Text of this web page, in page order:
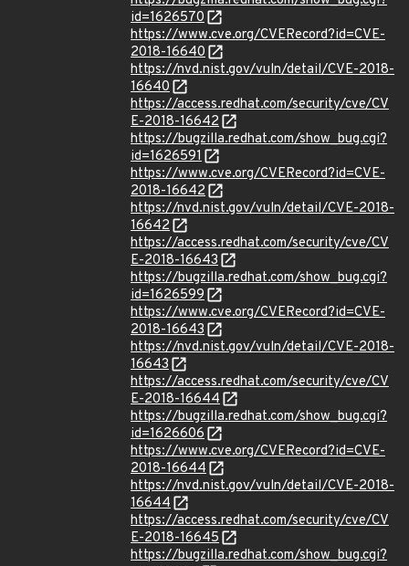
id=1626570
https://www.cve.org/CVERecord?id=CVE-
2018-16640
https://nvd.nist.gov/vuln/detail/CVE-2018-
16640
https://access.redhat.com/security/cve/CV
E-2018-16642
https://bugzilla.redhat.com/show_bug.cgi?
id=1626591
https://www.cve.org/CVERecord?id=CVE-
2018-16642
https://nvd.nist.gov/vuln/detail/CVE-2018-
16642
https://access.redhat.com/security/cve/CV
E-2018-16643
https://bugzilla.redhat.com/show_bug.cgi?
id=1626599
https://www.cve.org/CVERecord?id=CVE-
2018-16643
https://nvd.nist.gov/vuln/detail/CVE-2018-
16643
https://access.redhat.com/security/cve/CV
E-2018-16644
https://bugzilla.redhat.com/show_bug.cgi?
id=1626606
https://www.cve.org/CVERecord?id=CVE-
2018-16644
https://nvd.nist.gov/vuln/detail/CVE-2018-
16644
https://access.redhat.com/security/cve/CV
E-2018-16645
https://bugzilla.redhat.com/show_bug.cgi?